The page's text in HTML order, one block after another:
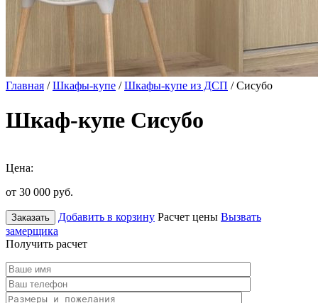
Главная /Шкафы-купе /Шкафы-купе из ДСП / Сисубо
Шкаф-купе Сисубо
Цена:
от 30 000 руб.
Заказать Добавить в корзину Расчет цены Вызвать
замерщика
Получить расчет